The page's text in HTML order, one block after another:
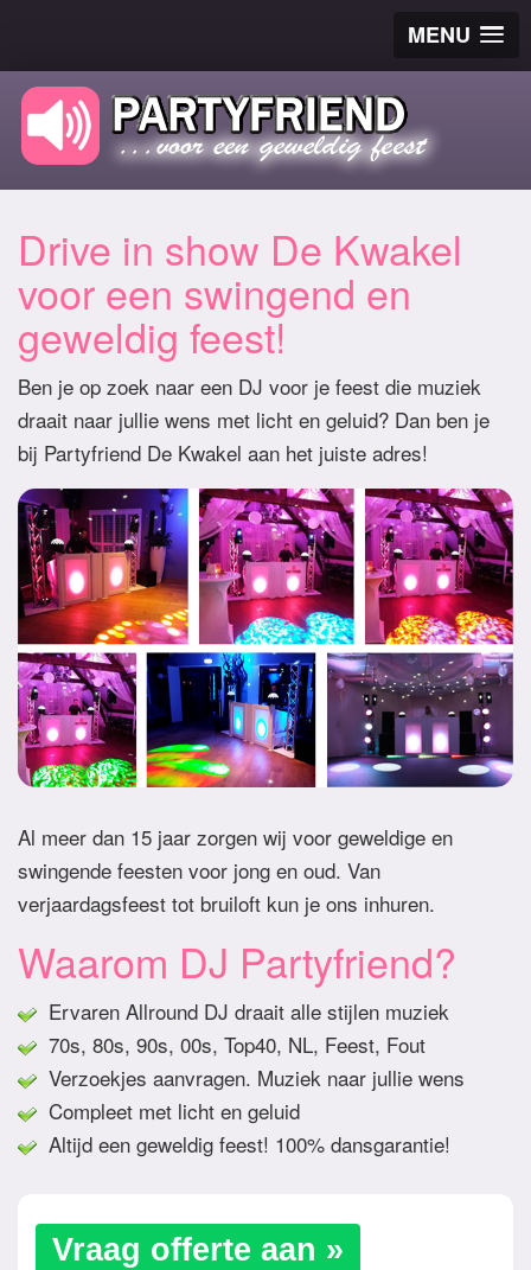
MENU
Drive in show De Kwakel
voor een swingend en
geweldig feest!
Ben je op zoek naar een DJ voor je feest die muziek
draait naar jullie wens met licht en geluid? Dan ben je
bij Partyfriend De Kwakel aan het juiste adres!
Al meer dan 15 jaar zorgen wij voor geweldige en
swingende feesten voor jong en oud. Van
verjaardagsfeest tot bruiloft kun je ons inhuren.
Waarom DJ Partyfriend?
Ervaren Allround DJ draait alle stijlen muziek
70s, 80s, 90s, 00s, Top40, NL, Feest, Fout
Verzoekjes aanvragen. Muziek naar jullie wens
Compleet met licht en geluid
Altijd een geweldig feest! 100% dansgarantie!
Vraag offerte aan »